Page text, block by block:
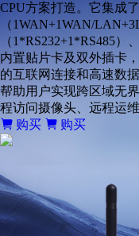
CPU方案打造。它集成
（1WAN+1WAN/
（1*RS232+1*RS485
内置贴片卡及双外插卡
的互联网连接和高速数
帮助用户实现跨区域无
程访问摄像头、远程运
购买
购买